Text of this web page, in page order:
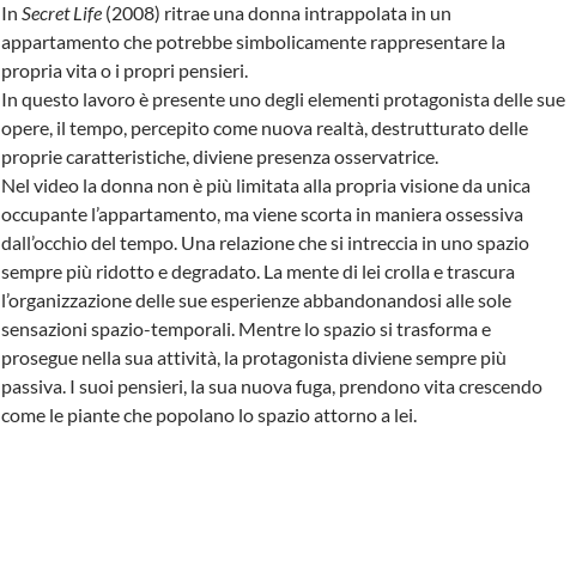
In Secret Life (2008) ritrae una donna intrappolata in un
appartamento che potrebbe simbolicamente rappresentare la
propria vita o i propri pensieri.
In questo lavoro è presente uno degli elementi protagonista delle sue
opere, il tempo, percepito come nuova realtà, destrutturato delle
proprie caratteristiche, diviene presenza osservatrice.
Nel video la donna non è più limitata alla propria visione da unica
occupante l’appartamento, ma viene scorta in maniera ossessiva
dall’occhio del tempo. Una relazione che si intreccia in uno spazio
sempre più ridotto e degradato. La mente di lei crolla e trascura
l’organizzazione delle sue esperienze abbandonandosi alle sole
sensazioni spazio-temporali. Mentre lo spazio si trasforma e
prosegue nella sua attività, la protagonista diviene sempre più
passiva. I suoi pensieri, la sua nuova fuga, prendono vita crescendo
come le piante che popolano lo spazio attorno a lei.